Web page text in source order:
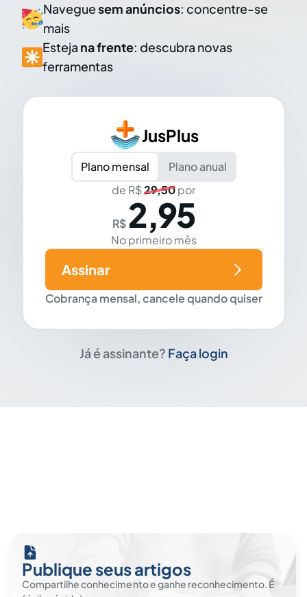
Naveguesem anúncios: concentre-se
mais
Esteja na frente: descubra novas
ferramentas
JusPlus
Plano mensal
Plano anual
de R$29,50por
R$ 2,95
No primeiro mês
Cobrança mensal, cancele quando quiser
Assinar
Já é assinante? Faça login
Publique seus artigos
Compartilhe conhecimento e ganhe reconhecimento. É